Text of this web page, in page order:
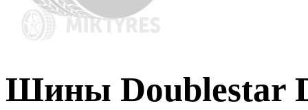
Шины Doublestar